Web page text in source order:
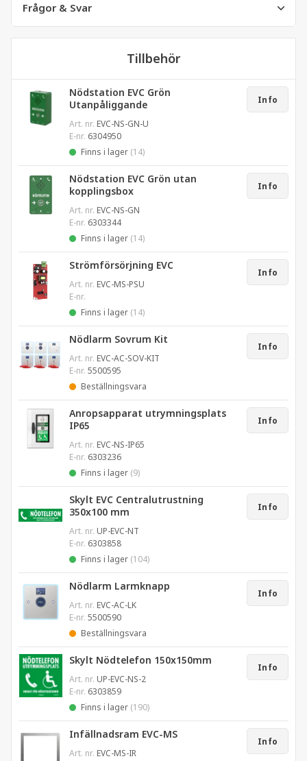
Frågor & Svar
Tillbehör
Nödstation EVC Grön
Utanpåliggande
Art. nr. EVC-NS-GN-U
E-nr. 6304950
Finns i lager (14)
Info
Nödstation EVC Grön utan
kopplingsbox
Art. nr. EVC-NS-GN
E-nr. 6303344
Finns i lager (14)
Info
Strömförsörjning EVC
Art. nr. EVC-MS-PSU
E-nr.
Finns i lager (14)
Info
Nödlarm Sovrum Kit
Art. nr. EVC-AC-SOV-KIT
E-nr. 5500595
Beställningsvara
Info
Anropsapparat utrymningsplats
IP65
Art. nr. EVC-NS-IP65
E-nr. 6303236
Finns i lager (9)
Info
Skylt EVC Centralutrustning
350x100 mm
Art. nr. UP-EVC-NT
E-nr. 6303858
Finns i lager (104)
Info
Nödlarm Larmknapp
Art. nr. EVC-AC-LK
E-nr. 5500590
Beställningsvara
Info
Skylt Nödtelefon 150x150mm
Art. nr. UP-EVC-NS-2
E-nr. 6303859
Finns i lager (190)
Info
Infällnadsram EVC-MS
Art. nr. EVC-MS-IR
Info